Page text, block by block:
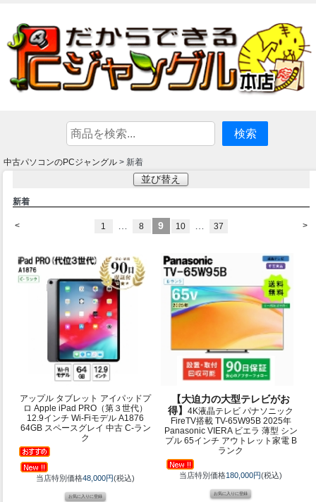
中古パソコンのPCジャングル > 新着
並び替え
新着
< >
1 8 9 10 37
アップル タブレット アイパッドプ
ロ Apple iPad PRO（第３世代）
12.9インチ Wi-Fiモデル A1876
64GB スペースグレイ 中古 C-ラン
ク
当店特別価格48,000円(税込)
【大迫力の大型テレビがお
得】4K液晶テレビ パナソニック
FireTV搭載 TV-65W95B 2025年
Panasonic VIERA ビエラ 薄型 シン
プル 65インチ アウトレット家電 B
ランク
当店特別価格180,000円(税込)